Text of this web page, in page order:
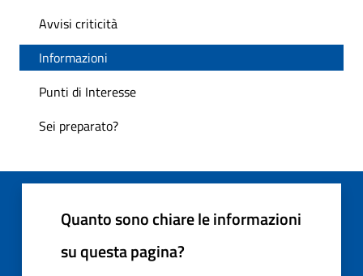
Avvisi criticità
Informazioni
Punti di Interesse
Sei preparato?
Quanto sono chiare le informazioni
su questa pagina?